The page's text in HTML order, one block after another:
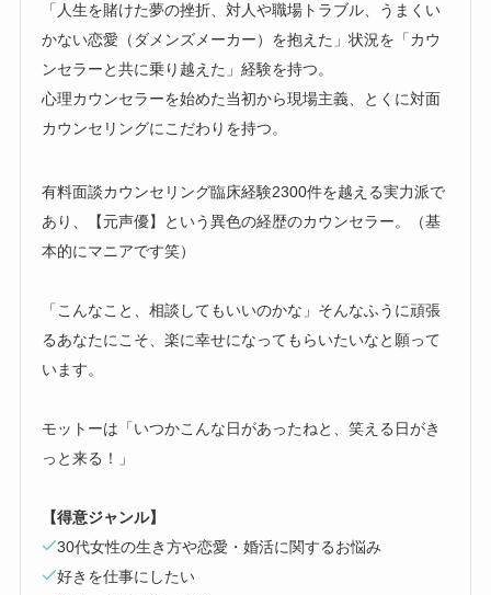
「人生を賭けた夢の挫折、対人や職場トラブル、うまくい
かない恋愛（ダメンズメーカー）を抱えた」状況を「カウ
ンセラーと共に乗り越えた」経験を持つ。
心理カウンセラーを始めた当初から現場主義、とくに対面
カウンセリングにこだわりを持つ。
有料面談カウンセリング臨床経験2300件を越える実力派で
あり、【元声優】という異色の経歴のカウンセラー。（基
本的にマニアです笑）
「こんなこと、相談してもいいのかな」そんなふうに頑張
るあなたにこそ、楽に幸せになってもらいたいなと願って
います。
モットーは「いつかこんな日があったねと、笑える日がき
っと来る！」
【得意ジャンル】
30代女性の生き方や恋愛・婚活に関するお悩み
好きを仕事にしたい